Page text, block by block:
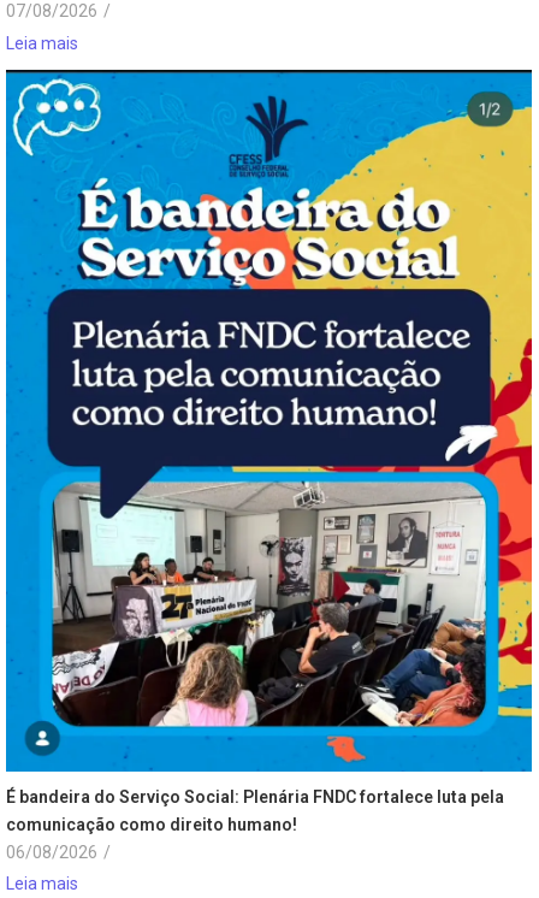
07/08/2026 /
Leia mais
É bandeira do Serviço Social: Plenária FNDC fortalece luta pela
comunicação como direito humano!
06/08/2026 /
Leia mais